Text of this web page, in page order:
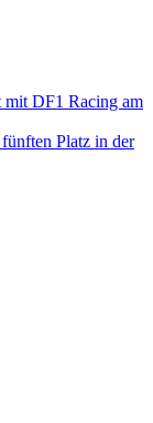
DF1 Racing am
Platz in der